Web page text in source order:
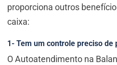
proporciona outros
caixa:
1- Tem um controle preciso de
O Autoatendimento na